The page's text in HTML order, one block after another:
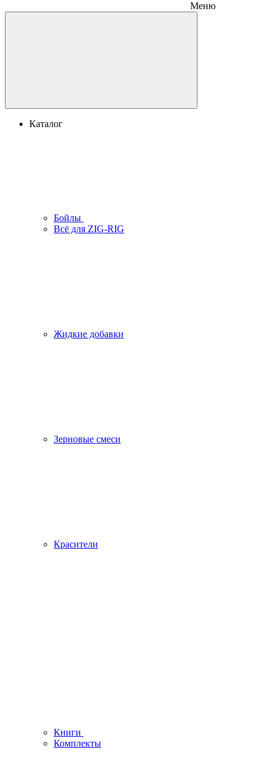
Меню
Каталог
Бойлы
Всё для ZIG-RIG
Жидкие добавки
Зерновые смеси
Красители
Книги
Комплекты